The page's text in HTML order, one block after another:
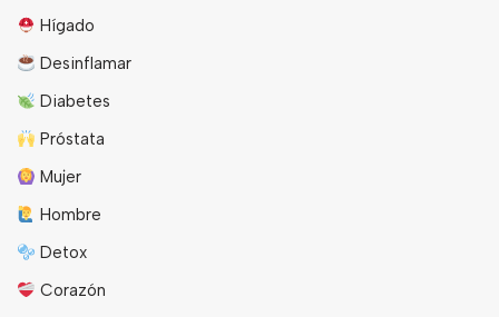
Hígado
Desinflamar
Diabetes
Próstata
Mujer
Hombre
Detox
Corazón